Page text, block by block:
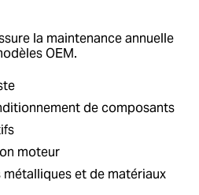
la maintenance annuelle
OEM.
de composants
moteur
et de matériaux